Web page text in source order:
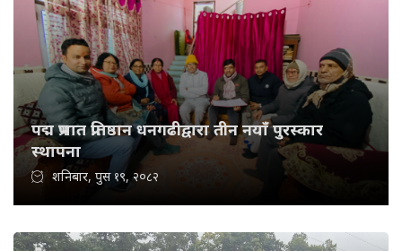
पद्म प्रभात प्रतिष्ठान धनगढीद्वारा तीन नयाँ पुरस्कार
स्थापना
शनिबार, पुस १९, २०८२